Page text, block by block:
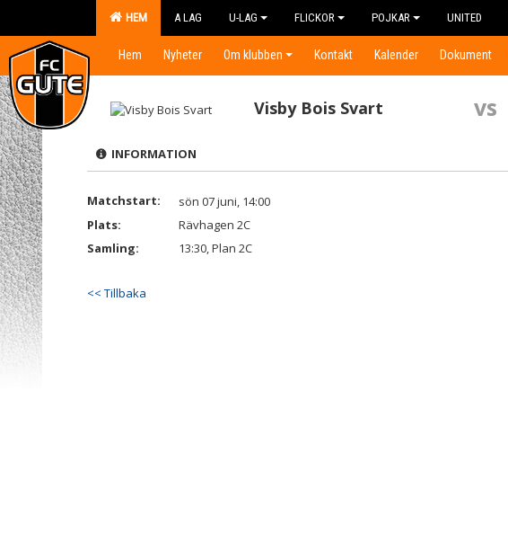
HEM A LAG U-LAG FLICKOR POJKAR UNITED
Hem Nyheter Om klubben Kontakt Kalender Dokument
Visby Bois Svart vs
INFORMATION
Matchstart:
sön 07 juni, 14:00
Plats:
Rävhagen 2C
Samling:
13:30, Plan 2C
<< Tillbaka